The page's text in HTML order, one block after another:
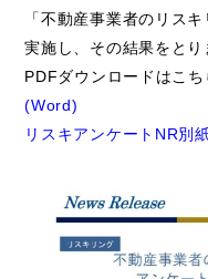
「不動産事業者のリス
実施し、その結果をとり
PDFダウンロードはこち
(Word)
リスキアンケートNR別